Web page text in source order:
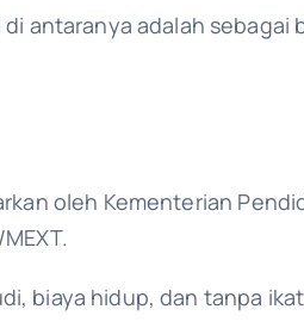
antaranya adalah sebagai
oleh Kementerian
biaya hidup, dan tanpa